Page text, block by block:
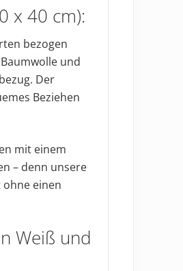
x 40 cm):
bezogen
und
Der
Beziehen
mit einem
– denn unsere
einen
Weiß und